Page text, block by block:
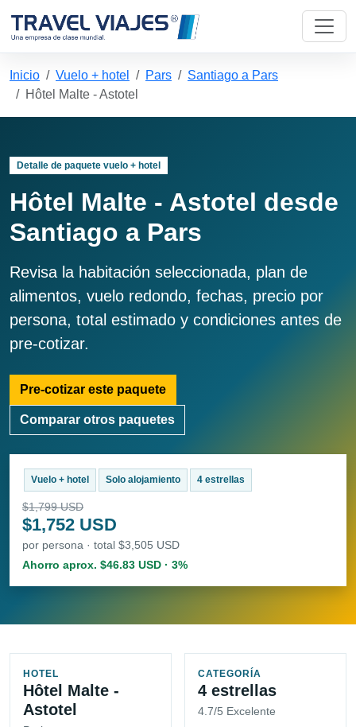
Inicio Vuelo + hotel Pars
Santiago a Pars
Hôtel Malte - Astotel
Detalle de paquete vuelo + hotel
Hôtel Malte - Astotel desde
Santiago a Pars
Revisa la habitación seleccionada, plan de
alimentos, vuelo redondo, fechas, precio por
persona, total estimado y condiciones antes de
pre-cotizar.
Pre-cotizar este paquete
Comparar otros paquetes
Vuelo + hotel Solo alojamiento 4 estrellas
$1,799 USD
$1,752 USD
por persona · total $3,505 USD
Ahorro aprox. $46.83 USD · 3%
HOTEL
Hôtel Malte -
Astotel
CATEGORÍA
4 estrellas
4.7/5 Excelente